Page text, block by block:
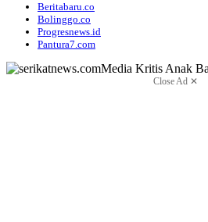
Beritabaru.co
Bolinggo.co
Progresnews.id
Pantura7.com
Close Ad ✕